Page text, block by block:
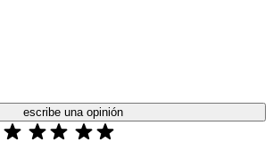
escribe una opinión